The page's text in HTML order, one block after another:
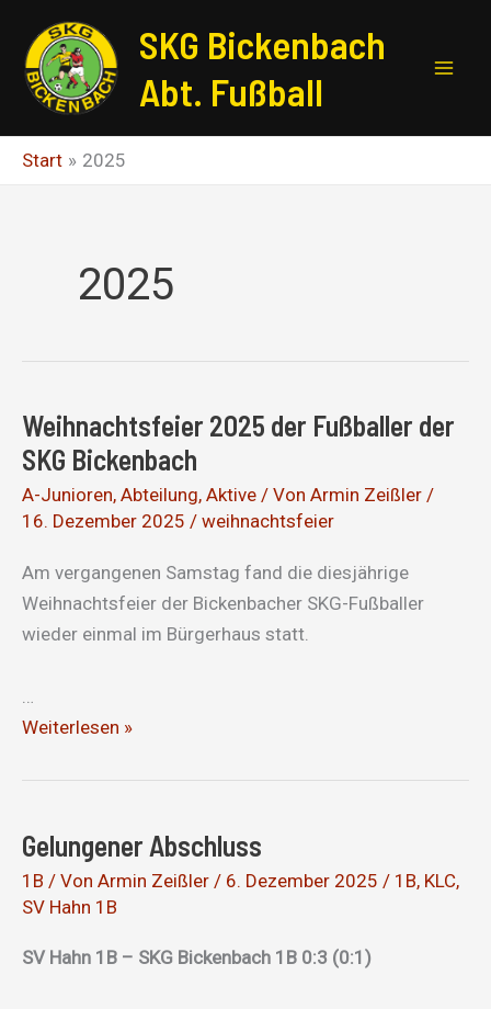
Inhalt
springen
SKG Bickenbach
Abt. Fußball
Start 2025
2025
Weihnachtsfeier 2025 der Fußballer der
SKG Bickenbach
A-Junioren, Abteilung, Aktive / Von Armin Zeißler /
16. Dezember 2025 / weihnachtsfeier
Am vergangenen Samstag fand die diesjährige
Weihnachtsfeier der Bickenbacher SKG-Fußballer
wieder einmal im Bürgerhaus statt.
…
Weihnachtsfeier
der
der
SKG
Bickenbach
Weiterlesen »
Gelungener Abschluss
1B / Von Armin Zeißler / 6. Dezember 2025 / 1B, KLC,
SV Hahn 1B
SV Hahn 1B – SKG Bickenbach 1B 0:3 (0:1)